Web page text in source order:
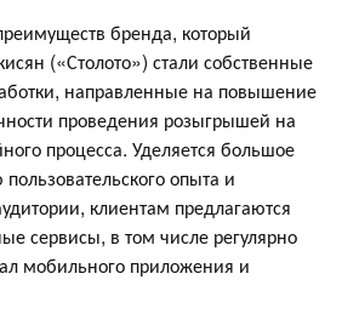
бренда, который
(«Столото») стали собственные
направленные на повышение
проведения розыгрышей на
процесса. Уделяется большое
опыта и
клиентам предлагаются
сервисы, в том числе регулярно
мобильного приложения и